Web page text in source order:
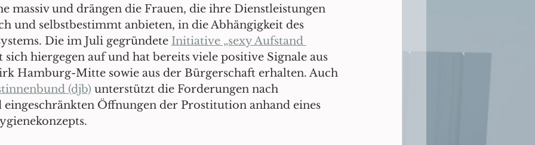
massiv und drängen die Frauen, die ihre Dienstleistungen
und selbstbestimmt anbieten, in die Abhängigkeit des
Die im Juli gegründete Initiative „sexy Aufstand
sich hiergegen auf und hat bereits viele positive Signale aus
Hamburg-Mitte sowie aus der Bürgerschaft erhalten. Auch
(djb) unterstützt die Forderungen nach
Öffnungen der Prostitution anhand eines